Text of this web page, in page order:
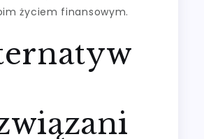
życiem finansowym.